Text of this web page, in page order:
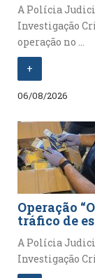
A Polícia
Investigação
operação no ...
+
06/08/2026
Operação
tráfico de
A Polícia
Investigação